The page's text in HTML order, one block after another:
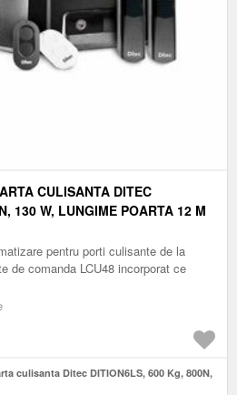
CULISANTA DITEC
130 W, LUNGIME POARTA 12 M
pentru porti culisante de la
de comanda LCU48 incorporat ce
culisanta Ditec DITION6LS, 600 Kg, 800N,